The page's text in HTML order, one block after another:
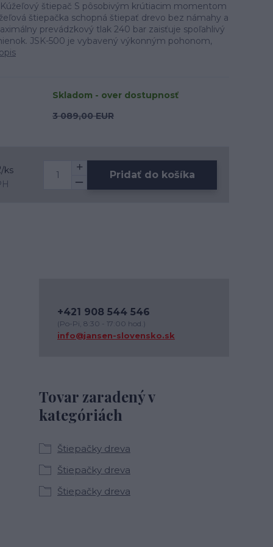
Kúžeľový štiepač S pôsobivým krútiacim momentom
štiepačka schopná štiepať drevo bez námahy a
prevádzkový tlak 240 bar zaisťuje spoľahlivý
JSK-500 je vybavený výkonným pohonom,
Skladom - over dostupnosť
3 089,00 EUR
/ks
Pridať do košíka
Tovar zaradený v
kategóriách
Štiepačky dreva
Štiepačky dreva
Štiepačky dreva
+421 908 544 546
(Po-Pi, 8:30 - 17:00 hod.)
info@jansen-slovensko.sk